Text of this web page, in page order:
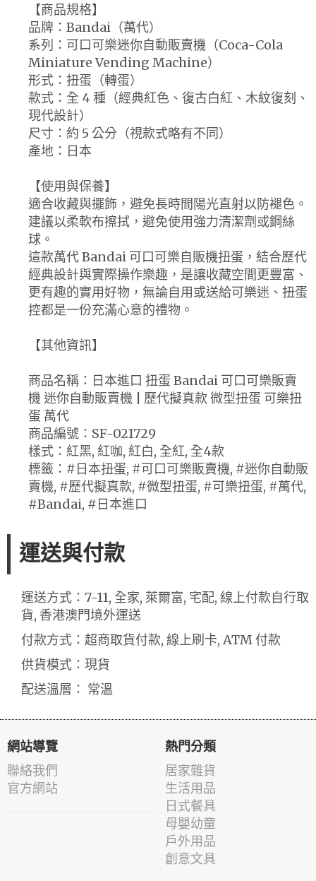
【商品規格】
品牌：Bandai（萬代）
系列：可口可樂迷你自動販賣機（Coca-Cola
Miniature Vending Machine）
形式：扭蛋（轉蛋）
款式：全 4 種（經典紅色、復古白紅、木紋復刻、
現代設計）
尺寸：約 5 公分（視款式略有不同）
產地：日本
【使用與保養】
適合收藏與擺飾，避免長時間陽光直射以防褪色。
建議以柔軟布擦拭，避免使用強力清潔劑或鋼絲
球。
這款萬代 Bandai 可口可樂自販機扭蛋，結合歷代
經典設計與實際操作樂趣，是讓收藏空間更豐富、
更有趣的實用好物，無論自用或送給可樂迷、扭蛋
控都是一份充滿心意的禮物。
【其他資訊】
商品名稱：日本進口 扭蛋 Bandai 可口可樂販賣
機 迷你自動販賣機 | 歷代擬真款 微型扭蛋 可樂扭
蛋 萬代
商品編號：SF-021729
樣式：紅黑, 紅咖, 紅白, 全紅, 全4款
標籤：#日本扭蛋, #可口可樂販賣機, #迷你自動販
賣機, #歷代擬真款, #微型扭蛋, #可樂扭蛋, #萬代,
#Bandai, #日本進口
運送與付款
運送方式：7-11, 全家, 萊爾富, 宅配, 線上付款自行取
貨, 香港澳門境外運送
付款方式：超商取貨付款, 線上刷卡, ATM 付款
供貨模式：現貨
配送溫層： 常溫
網站導覽
聯絡我們
官方網站
熱門分類
居家雜貨
生活用品
日式餐具
母嬰幼童
戶外用品
創意文具